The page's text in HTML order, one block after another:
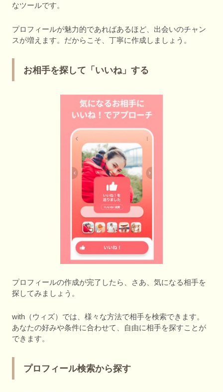
なツールです。
プロフィールが魅力的であればあるほど、出会いのチャン
スが増えます。だからこそ、丁寧に作成しましょう。
お相手を探して「いいね」する
プロフィールの作成が完了したら、さあ、気になる相手を
探してみましょう。
with（ウィズ）では、様々な方法で相手を検索できます。
あなたの好みや条件に合わせて、自由に相手を探すことが
できます。
プロフィール検索から探す